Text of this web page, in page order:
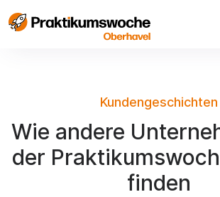
Kundengeschichten
Wie andere
der
finden